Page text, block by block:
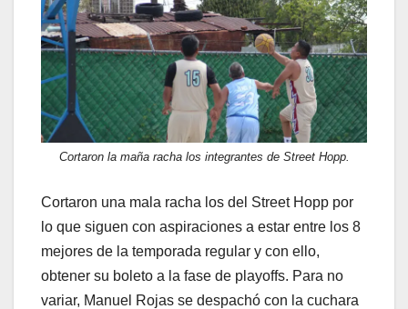
Cortaron la maña racha los integrantes de Street Hopp.
Cortaron una mala racha los del Street Hopp por
lo que siguen con aspiraciones a estar entre los 8
mejores de la temporada regular y con ello,
obtener su boleto a la fase de playoffs. Para no
variar, Manuel Rojas se despachó con la cuchara